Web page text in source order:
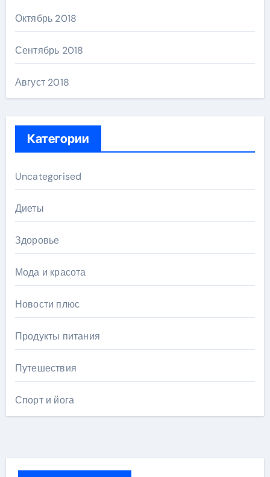
Октябрь 2018
Сентябрь 2018
Август 2018
Категории
Uncategorised
Диеты
Здоровье
Мода и красота
Новости плюс
Продукты питания
Путешествия
Спорт и йога